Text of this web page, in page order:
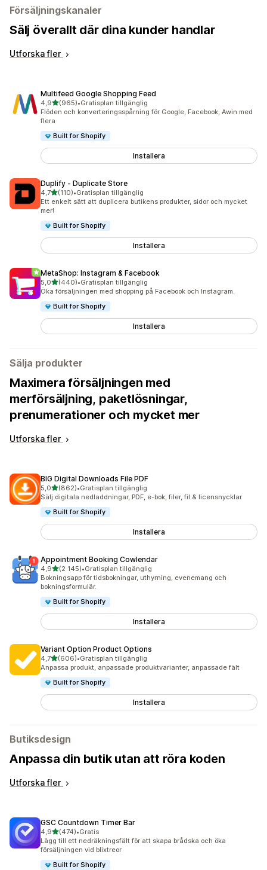
Försäljningskanaler
Sälj överallt där dina kunder handlar
Utforska fler
Multifeed Google Shopping Feed
4,9av 5 stjärnor
(965)
965 recensioner totalt
•Gratisplan tillgänglig
Flöden och konverteringsspårning för Google, Facebook, Awin med
flera
Built for Shopify
Installera
Duplify ‑ Duplicate Store
4,7av 5 stjärnor
(110)
110 recensioner totalt
•Gratisplan tillgänglig
Ett enkelt sätt att duplicera butikens produkter, sidor och mycket
mer!
Built for Shopify
Installera
MetaShop: Instagram & Facebook
5,0av 5 stjärnor
(440)
440 recensioner totalt
•Gratisplan tillgänglig
Öka försäljningen med shopping på Facebook och Instagram.
Built for Shopify
Installera
Sälja produkter
Maximera försäljningen med
merförsäljning, paketlösningar,
prenumerationer och mycket mer
Utforska fler
BIG Digital Downloads File PDF
5,0av 5 stjärnor
(862)
862 recensioner totalt
•Gratisplan tillgänglig
Sälj digitala nedladdningar, PDF, e-bok, filer, fil & licensnycklar
Built for Shopify
Installera
Appointment Booking Cowlendar
4,9av 5 stjärnor
(2 145)
2145 recensioner totalt
•Gratisplan tillgänglig
Bokningsapp för tidsbokningar, uthyrning, evenemang och
bokningsformulär.
Built for Shopify
Installera
Variant Option Product Options
4,7av 5 stjärnor
(606)
606 recensioner totalt
•Gratisplan tillgänglig
Anpassa produkt, anpassade produktvarianter, anpassade fält
Built for Shopify
Installera
Butiksdesign
Anpassa din butik utan att röra koden
Utforska fler
GSC Countdown Timer Bar
4,9av 5 stjärnor
(474)
474 recensioner totalt
•Gratis
Lägg till ett nedräkningsfält för att skapa brådska och öka
försäljningen vid blixtreor
Built for Shopify